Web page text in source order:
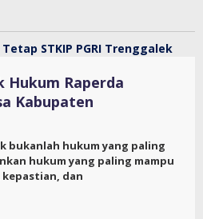
Raperda
Kabupaten
bukanlah hukum yang paling
hukum yang paling mampu
dan